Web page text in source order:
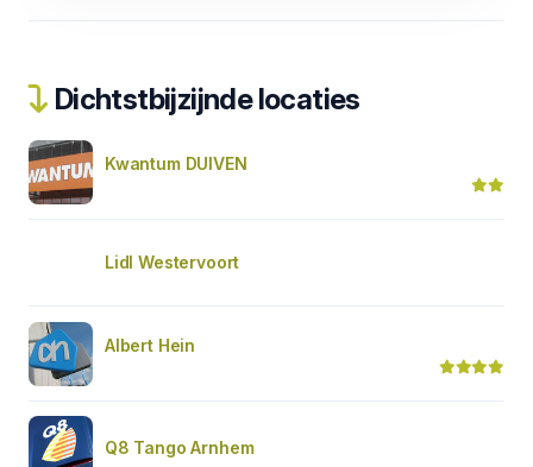
Dichtstbijzijnde locaties
Kwantum DUIVEN
Lidl Westervoort
Albert Hein
Q8 Tango Arnhem